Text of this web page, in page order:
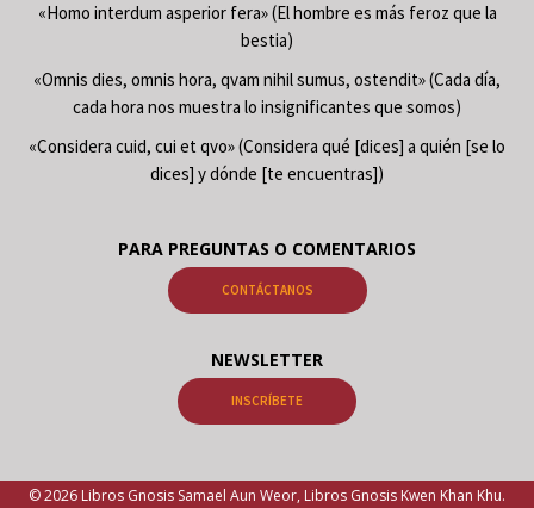
«Homo interdum asperior fera» (El hombre es más feroz que la
bestia)
«Omnis dies, omnis hora, qvam nihil sumus, ostendit» (Cada día,
cada hora nos muestra lo insignificantes que somos)
«Considera cuid, cui et qvo» (Considera qué [dices] a quién [se lo
dices] y dónde [te encuentras])
PARA PREGUNTAS O COMENTARIOS
CONTÁCTANOS
NEWSLETTER
INSCRÍBETE
© 2026 Libros Gnosis Samael Aun Weor, Libros Gnosis Kwen Khan Khu.